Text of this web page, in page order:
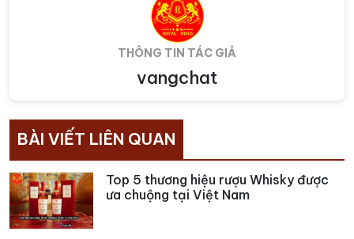
THÔNG TIN TÁC GIẢ
vangchat
BÀI VIẾT LIÊN QUAN
Top 5 thương hiệu rượu Whisky được
ưa chuộng tại Việt Nam